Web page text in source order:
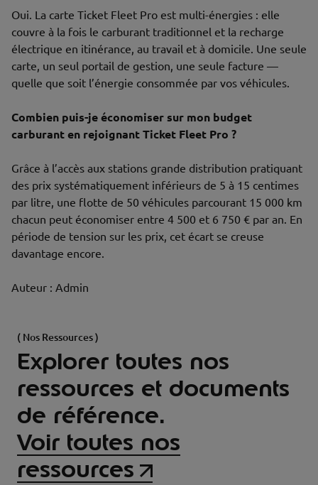
Oui. La carte Ticket Fleet Pro est multi-énergies : elle
couvre à la fois le carburant traditionnel et la recharge
électrique en itinérance, au travail et à domicile. Une seule
carte, un seul portail de gestion, une seule facture —
quelle que soit l’énergie consommée par vos véhicules.
Combien puis-je économiser sur mon budget
carburant en rejoignant Ticket Fleet Pro ?
Grâce à l’accès aux stations grande distribution pratiquant
des prix systématiquement inférieurs de 5 à 15 centimes
par litre, une flotte de 50 véhicules parcourant 15 000 km
chacun peut économiser entre 4 500 et 6 750 € par an. En
période de tension sur les prix, cet écart se creuse
davantage encore.
Auteur : Admin
( Nos Ressources )
Explorer toutes nos
ressources et documents
de référence.
Voir toutes nos
ressources